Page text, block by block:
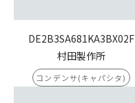
DE2B3SA681KA3BX02F
村田製作所
コンデンサ(キャパシタ)